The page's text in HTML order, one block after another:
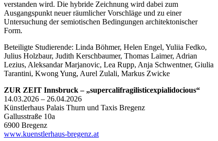
verstanden wird. Die hybride Zeichnung wird dabei zum
Ausgangspunkt neuer räumlicher Vorschläge und zu einer
Untersuchung der semiotischen Bedingungen architektonischer
Form.
Beteiligte Studierende: Linda Böhmer, Helen Engel, Yuliia Fedko,
Julius Holzbaur, Judith Kerschbaumer, Thomas Laimer, Adrian
Lezius, Aleksandar Marjanovic, Lea Rupp, Anja Schwentner, Giulia
Tarantini, Kwong Yung, Aurel Zulali, Markus Zwicke
ZUR ZEIT Innsbruck – „supercalifragilisticexpialidocious“
14.03.2026 – 26.04.2026
Künstlerhaus Palais Thurn und Taxis Bregenz
Gallusstraße 10a
6900 Bregenz
www.kuenstlerhaus-bregenz.at